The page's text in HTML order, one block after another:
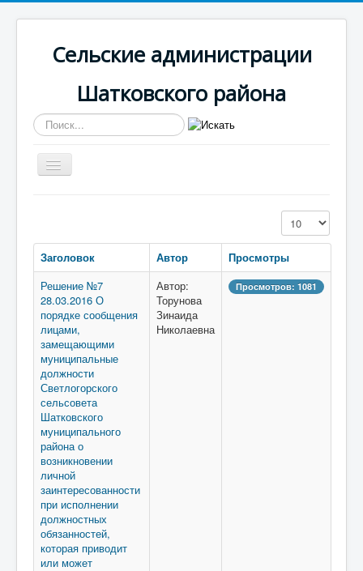
Сельские администрации
Шатковского района
Искать...
Включить/
выключить
Кол-во строк:
Заголовок Автор
Просмотры
Решение №7
28.03.2016 О
порядке сообщения
лицами,
замещающими
муниципальные
должности
Светлогорского
сельсовета
Шатковского
муниципального
района о
возникновении
личной
заинтересованности
при исполнении
должностных
обязанностей,
которая приводит
или может
Автор:
Торунова
Зинаида
Николаевна
Просмотров: 1081